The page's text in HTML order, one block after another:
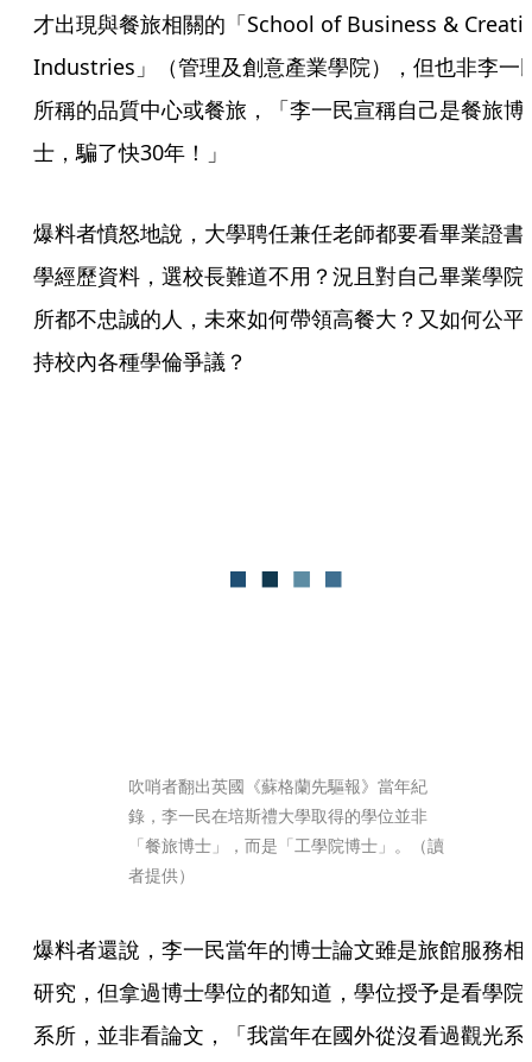
才出現與餐旅相關的「School of Business &
Industries」（管理及創意產業學院），但也非李一
所稱的品質中心或餐旅，「李一民宣稱自己是餐旅博
士，騙了快30年！」
爆料者憤怒地說，大學聘任兼任老師都要看畢業證書
學經歷資料，選校長難道不用？況且對自己畢業學院
所都不忠誠的人，未來如何帶領高餐大？又如何公平
持校內各種學倫爭議？
吹哨者翻出英國《蘇格蘭先驅報》當年紀
錄，李一民在培斯禮大學取得的學位並非
「餐旅博士」，而是「工學院博士」。（讀
者提供）
爆料者還說，李一民當年的博士論文雖是旅館服務相
研究，但拿過博士學位的都知道，學位授予是看學院
系所，並非看論文，「我當年在國外從沒看過觀光系